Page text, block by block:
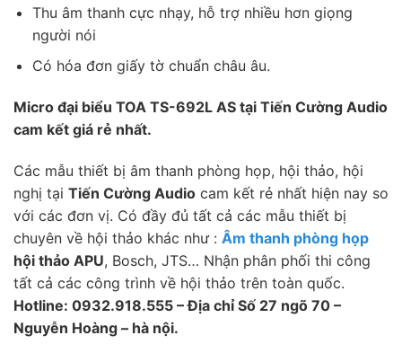
Thu âm thanh cực nhạy, hỗ trợ nhiều hơn giọng
người nói
Có hóa đơn giấy tờ chuẩn châu âu.
Micro đại biểu TOA TS-692L AS tại Tiến Cường Audio
cam kết giá rẻ nhất.
Các mẫu thiết bị âm thanh phòng họp, hội thảo, hội
nghị tại Tiến Cường Audio cam kết rẻ nhất hiện nay so
với các đơn vị. Có đầy đủ tất cả các mẫu thiết bị
chuyên về hội thảo khác như : Âm thanh phòng họp
hội thảo APU, Bosch, JTS… Nhận phân phối thi công
tất cả các công trình về hội thảo trên toàn quốc.
Hotline: 0932.918.555 – Địa chỉ Số 27 ngõ 70 –
Nguyễn Hoàng – hà nội.